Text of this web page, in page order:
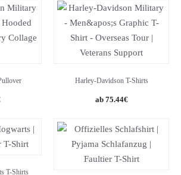
Harley-Davidson T-Shirts
75.44€
T-Shirts